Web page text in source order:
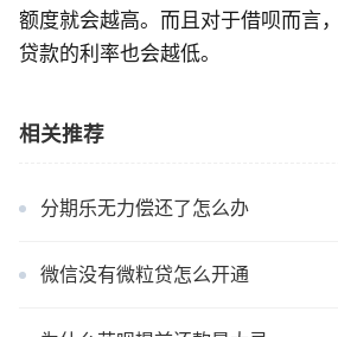
额度就会越高。而且对于借呗而言
贷款的利率也会越低。
相关推荐
分期乐无力偿还了怎么办
微信没有微粒贷怎么开通